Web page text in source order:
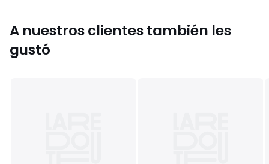
A nuestros clientes también les
gustó